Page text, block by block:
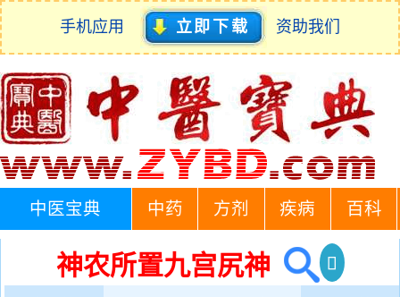
手机应用 立即下载 资助我们
中医宝典 中药 方剂 疾病 百科
神农所置九宫尻神